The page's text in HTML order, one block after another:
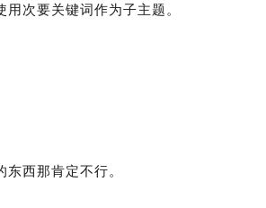
次要关键词作为子主题。
西那肯定不行。